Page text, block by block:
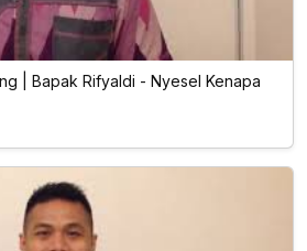
| Bapak Rifyaldi - Nyesel Kenapa